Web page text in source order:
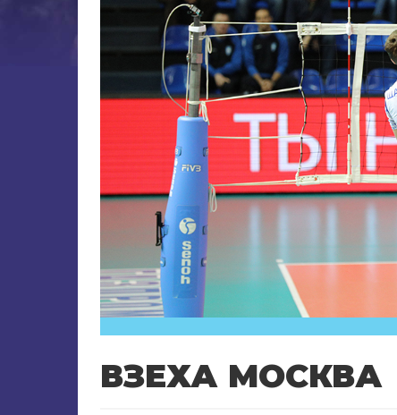
ВЗЕХА МОСКВА